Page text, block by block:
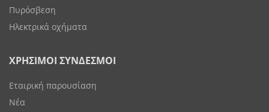
Πυρόσβεση
Ηλεκτρικά οχήματα
ΧΡΗΣΙΜΟΙ ΣΥΝΔΕΣΜΟΙ
Εταιρική παρουσίαση
Νέα